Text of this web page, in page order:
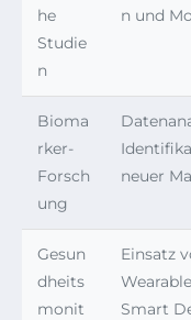
he
Studie
n
n und
Bioma
rker-
Forsch
ung
neuer
Gesun
dheits
monit
Einsatz
Smart